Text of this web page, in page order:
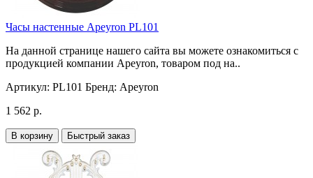
Часы настенные Apeyron PL101
На данной странице нашего сайта вы можете ознакомиться с
продукцией компании Apeyron, товаром под на..
Артикул: PL101 Бренд: Apeyron
1 562 р.
В корзину Быстрый заказ